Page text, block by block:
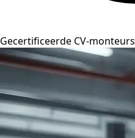
Gecertificeerde CV-monteurs